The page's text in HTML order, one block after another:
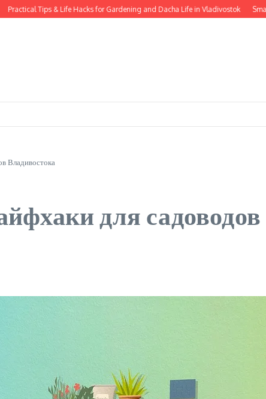
Tips & Life Hacks for Gardening and Dacha Life in Vladivostok Smart
Владивостока
для